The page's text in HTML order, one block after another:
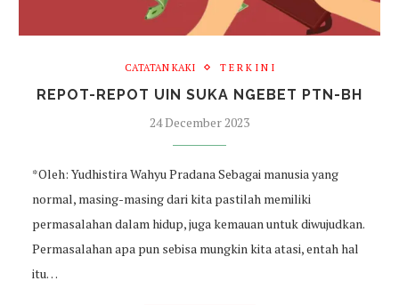
CATATAN KAKI T E R K I N I
REPOT-REPOT UIN SUKA NGEBET PTN-BH
24 December 2023
*Oleh: Yudhistira Wahyu Pradana Sebagai manusia yang
normal, masing-masing dari kita pastilah memiliki
permasalahan dalam hidup, juga kemauan untuk diwujudkan.
Permasalahan apa pun sebisa mungkin kita atasi, entah hal
itu…